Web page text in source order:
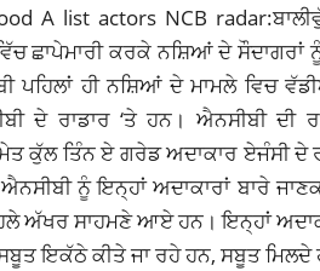
A list actors NCB
ਛਾਪੇਮਾਰੀ ਕਰਕੇ ਨਸ਼ਿਆਂ ਦੇ
ਪਹਿਲਾਂ ਹੀ ਨਸ਼ਿਆਂ ਦੇ ਮਾਮਲੇ ਵਿਚ
ਦੇ ਰਾਡਾਰ ‘ਤੇ ਹਨ। ਐਨਸੀਬੀ
ਕੁੱਲ ਤਿੰਨ ਏ ਗਰੇਡ ਅਦਾਕਾਰ ਏਜੰਸੀ ਦੇ
ਨੂੰ ਇਨ੍ਹਾਂ ਅਦਾਕਾਰਾਂ ਬਾਰੇ
ਅੱਖਰ ਸਾਹਮਣੇ ਆਏ ਹਨ। ਇਨ੍ਹਾਂ
ਇਕੱਠੇ ਕੀਤੇ ਜਾ ਰਹੇ ਹਨ, ਸਬੂਤ ਮਿਲਦੇ